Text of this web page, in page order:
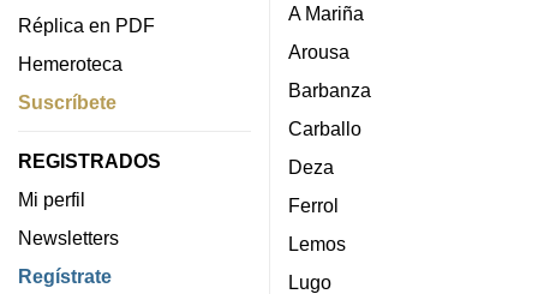
Réplica en PDF
Hemeroteca
Suscríbete
REGISTRADOS
Mi perfil
Newsletters
Regístrate
A Mariña
Arousa
Barbanza
Carballo
Deza
Ferrol
Lemos
Lugo